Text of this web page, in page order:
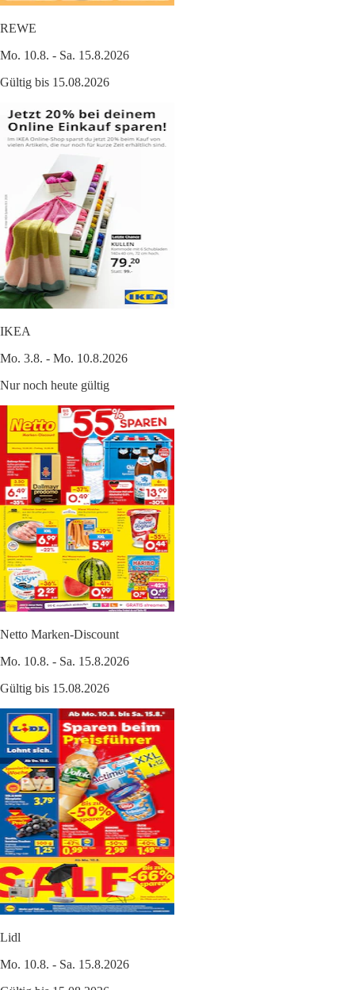
REWE
Mo. 10.8. - Sa. 15.8.2026
Gültig bis 15.08.2026
IKEA
Mo. 3.8. - Mo. 10.8.2026
Nur noch heute gültig
Netto Marken-Discount
Mo. 10.8. - Sa. 15.8.2026
Gültig bis 15.08.2026
Lidl
Mo. 10.8. - Sa. 15.8.2026